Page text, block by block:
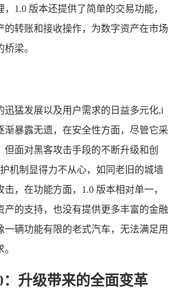
1.0 版本还提供了简单的交易功能，
的转账和接收操作，为数字资产在市场
梁。
迅猛发展以及用户需求的日益多元化,i
渐暴露无遗，在安全性方面，尽管它采
但面对黑客攻击手段的不断升级和创
机制显得力不从心，如同老旧的城墙
，在功能方面，1.0 版本相对单一，
产的支持，也没有提供更多丰富的金融
一辆功能有限的老式汽车，无法满足用
：升级带来的全面变革